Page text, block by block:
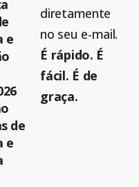
e
de
e
diretamente
no seu e-mail.
É rápido. É
fácil. É de
graça.